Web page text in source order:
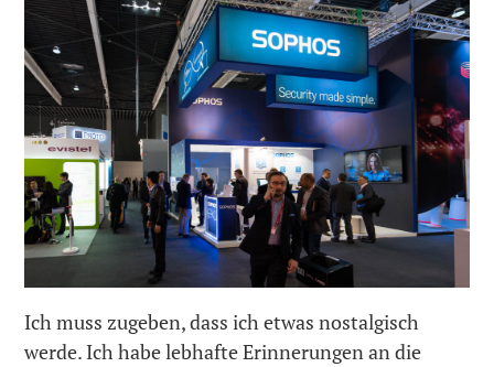
Ich muss zugeben, dass ich etwas nostalgisch
werde. Ich habe lebhafte Erinnerungen an die